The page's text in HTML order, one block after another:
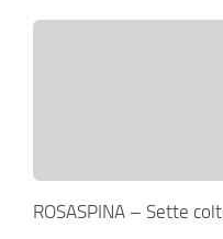
ROSASPINA – Sette